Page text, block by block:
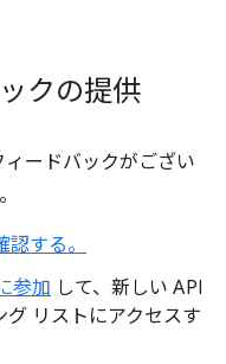
クの提供
ードバックがござい
する。
参加 して、新しい API
リストにアクセスす